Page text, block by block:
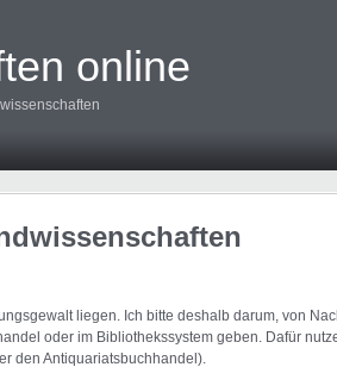
online
liegen. Ich bitte deshalb darum, von
oder im Bibliothekssystem geben. Dafür
den Antiquariatsbuchhandel).